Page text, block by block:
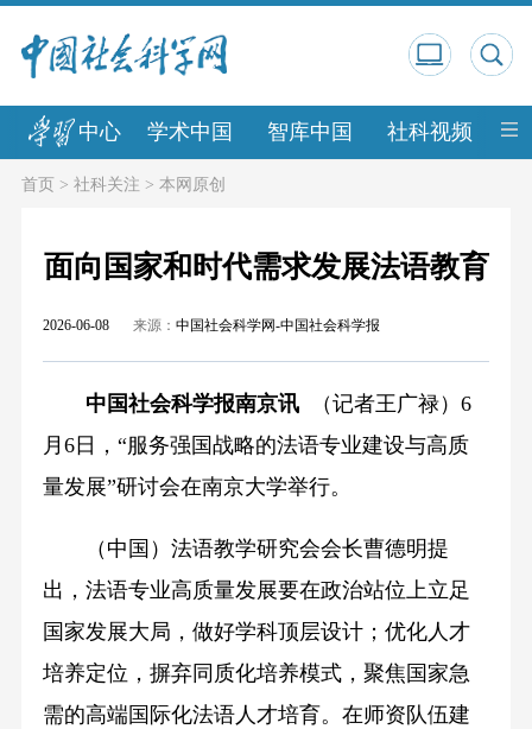
中心 学术中国 智库中国 社科视频 中
首页> 社科关注 > 本网原创
面向国家和时代需求发展法语教育
2026-06-08 来源： 中国社会科学网-中国社会科学报
中国社会科学报南京讯（记者王广禄）6
月6日，“服务强国战略的法语专业建设与高质
量发展”研讨会在南京大学举行。
（中国）法语教学研究会会长曹德明提
出，法语专业高质量发展要在政治站位上立足
国家发展大局，做好学科顶层设计；优化人才
培养定位，摒弃同质化培养模式，聚焦国家急
需的高端国际化法语人才培育。在师资队伍建